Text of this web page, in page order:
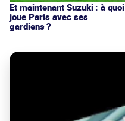
Et maintenant Suzuki : à quoi
joue Paris avec ses
gardiens ?